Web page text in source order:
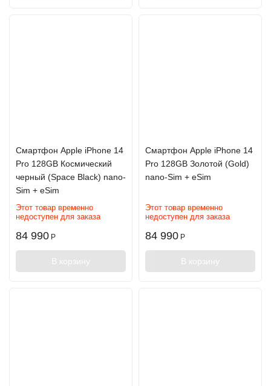
Смартфон Apple iPhone 14
Pro 128GB Космический
черный (Space Black) nano-
Sim + eSim
Этот товар временно
недоступен для заказа
84 990 Р
В корзину
Смартфон Apple iPhone 14
Pro 128GB Золотой (Gold)
nano-Sim + eSim
Этот товар временно
недоступен для заказа
84 990 Р
В корзину